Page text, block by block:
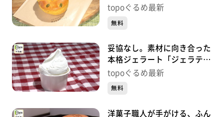
MonaMona 河原町店」（若
るめ】
topoぐるめ最新
無料
妥協なし。素材に向き合った
本格ジェラート「ジェラテリ
ア リベルタ」（泉区泉中
topoぐるめ最新
無料
洋菓子職人が手がける、ふん